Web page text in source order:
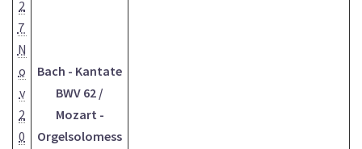
2
7
N
o
v
2
0
Bach - Kantate
BWV 62 /
Mozart -
Orgelsolomess